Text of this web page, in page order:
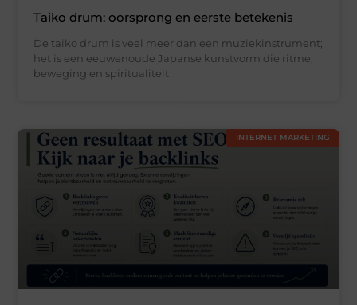
Taiko drum: oorsprong en eerste betekenis
De taiko drum is veel meer dan een muziekinstrument;
het is een eeuwenoude Japanse kunstvorm die ritme,
beweging en spiritualiteit
INTERNET MARKETING